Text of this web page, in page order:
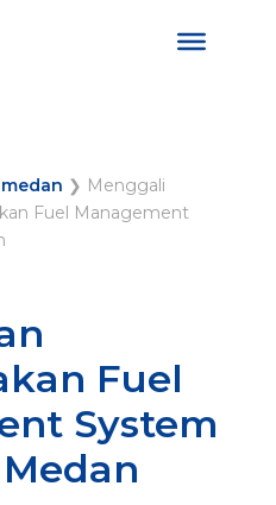
medan ❯ Menggali
Fuel Management
Fuel
System